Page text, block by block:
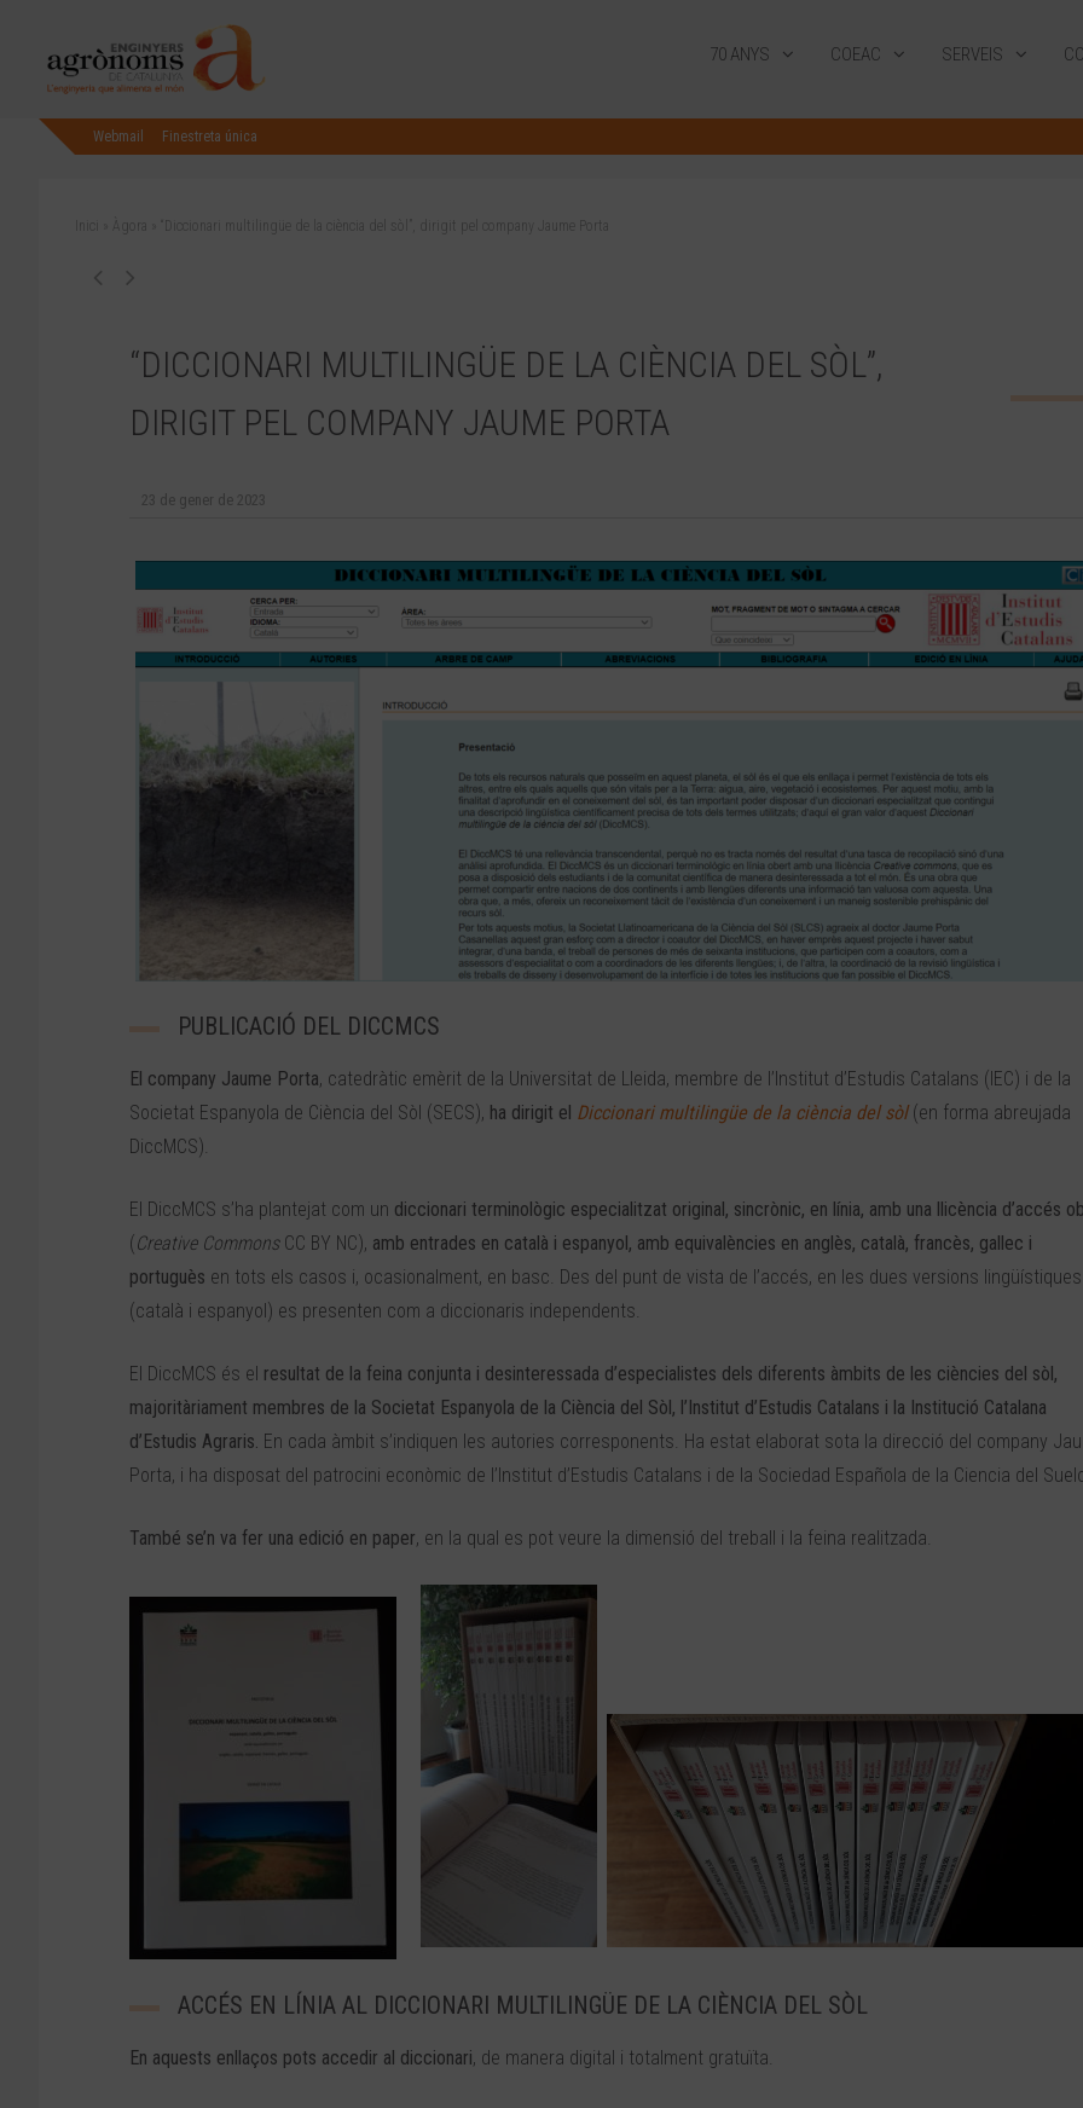
70 ANYS COEAC SERVEIS
Webmail Finestreta única
Inici Àgora “Diccionari multilingüe de la ciència del sòl”, dirigit pel company Jaume Porta
“DICCIONARI MULTILINGÜE DE LA CIÈNCIA DEL SÒL”,
DIRIGIT PEL COMPANY JAUME PORTA
23 de gener de 2023
PUBLICACIÓ DEL DICCMCS
El company Jaume Porta, catedràtic emèrit de la Universitat de Lleida, membre de l’Institut d’Estudis Catalans (IEC) i de la
Societat Espanyola de Ciència del Sòl (SECS), ha dirigit el Diccionari multilingüe de la ciència del sòl(en forma abreujada
DiccMCS).
El DiccMCS s’ha plantejat com un diccionari terminològic especialitzat original, sincrònic, en línia, amb una llicència d’accés
( Creative CommonsCC BY NC), amb entrades en català i espanyol, amb equivalències en anglès, català, francès, gallec i
portuguès en tots els casos i, ocasionalment, en basc. Des del punt de vista de l’accés, en les dues versions lingüístiques
(català i espanyol) es presenten com a diccionaris independents.
El DiccMCS és el resultat de la feina conjunta i desinteressada d’especialistes dels diferents àmbits de les ciències del sòl,
majoritàriament membres de la Societat Espanyola de la Ciència del Sòl, l’Institut d’Estudis Catalans i la Institució Catalana
d’Estudis Agraris. En cada àmbit s’indiquen les autories corresponents. Ha estat elaborat sota la direcció del company
Porta, i ha disposat del patrocini econòmic de l’Institut d’Estudis Catalans i de la Sociedad Española de la Ciencia del
També se’n va fer una edició en paper, en la qual es pot veure la dimensió del treball i la feina realitzada.
ACCÉS EN LÍNIA AL DICCIONARI MULTILINGÜE DE LA CIÈNCIA DEL SÒL
En aquests enllaços pots accedir al diccionari, de manera digital i totalment gratuïta.